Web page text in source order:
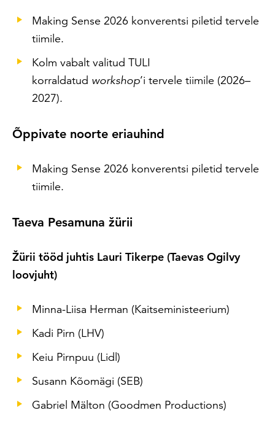
Making Sense 2026 konverentsi piletid tervele
tiimile.
Kolm vabalt valitud TULI
korraldatud workshop’i tervele tiimile (2026–
2027).
Õppivate noorte eriauhind
Making Sense 2026 konverentsi piletid tervele
tiimile.
Taeva Pesamuna žürii
Žürii tööd juhtis Lauri Tikerpe (Taevas Ogilvy
loovjuht)
Minna-Liisa Herman (Kaitseministeerium)
Kadi Pirn (LHV)
Keiu Pirnpuu (Lidl)
Susann Kõomägi (SEB)
Gabriel Mälton (Goodmen Productions)